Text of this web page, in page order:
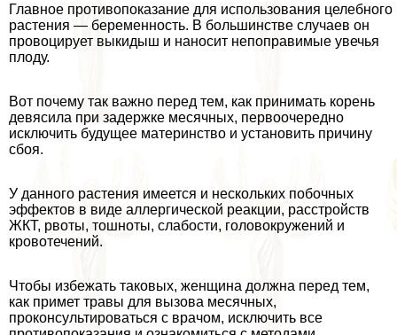
Главное противопоказание для использования целебного
растения — беременность. В большинстве случаев он
провоцирует выкидыш и наносит непоправимые увечья
плоду.
Вот почему так важно перед тем, как принимать корень
девясила при задержке мecячных, первоочередно
исключить будущее материнство и установить причину
сбоя.
У данного растения имеется и нескольких побочных
эффектов в виде аллергической реакции, расстройств
ЖКТ, рвоты, тошноты, слабости, головокружений и
кровотечений.
Чтобы избежать таковых, женщина должна перед тем,
как примет травы для вызова мecячных,
проконсультироваться с врачом, исключить все